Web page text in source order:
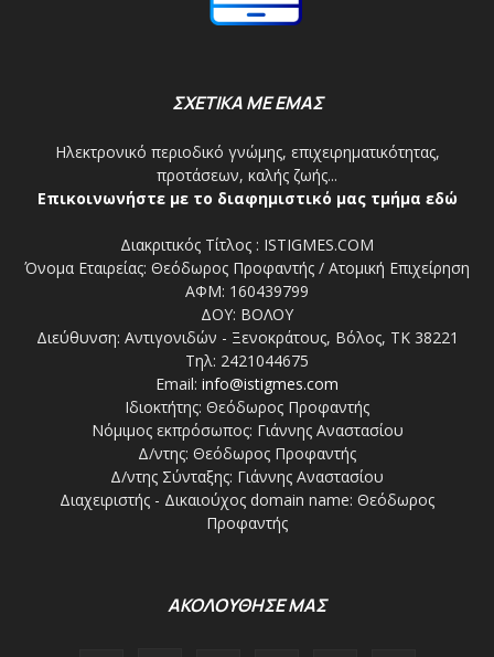
ΣΧΕΤΙΚΑ ΜΕ ΕΜΑΣ
Ηλεκτρονικό περιοδικό γνώμης, επιχειρηματικότητας,
προτάσεων, καλής ζωής...
Επικοινωνήστε με το διαφημιστικό μας τμήμα εδώ
Διακριτικός Τίτλος : ISTIGMES.COM
Όνομα Εταιρείας: Θεόδωρος Προφαντής / Ατομική Επιχείρηση
ΑΦΜ: 160439799
ΔΟΥ: ΒΟΛΟΥ
Διεύθυνση: Αντιγονιδών - Ξενοκράτους, Βόλος, ΤΚ 38221
Τηλ: 2421044675
Email: info@istigmes.com
Ιδιοκτήτης: Θεόδωρος Προφαντής
Νόμιμος εκπρόσωπος: Γιάννης Αναστασίου
Δ/ντης: Θεόδωρος Προφαντής
Δ/ντης Σύνταξης: Γιάννης Αναστασίου
Διαχειριστής - Δικαιούχος domain name: Θεόδωρος
Προφαντής
ΑΚΟΛΟΥΘΗΣΕ ΜΑΣ